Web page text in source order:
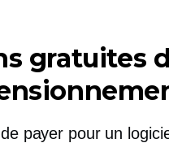
gratuites
payer pour un